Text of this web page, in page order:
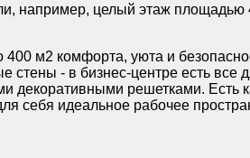
например, целый этаж
м2 комфорта, уюта и
стены - в бизнес-центре есть
декоративными решетками. Есть
себя идеальное рабочее